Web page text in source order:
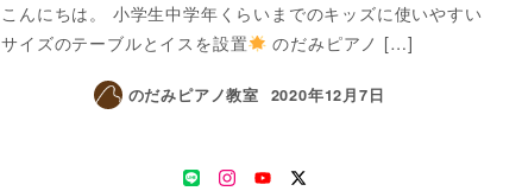
こんにちは。 小学生中学年くらいまでのキッズに使いやすい
サイズのテーブルとイスを設置
のだみピアノ […]
のだみピアノ教室 2020年12月7日
LINEInstagram
YouTube